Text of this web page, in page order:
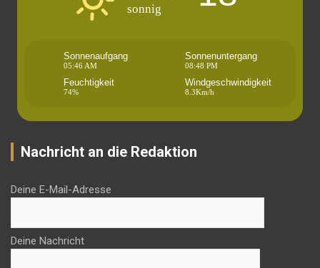
sonnig
Sonnenaufgang
05:46 AM
Sonnenuntergang
08:48 PM
Feuchtigkeit
74%
Windgeschwindigkeit
8.3Km/h
Nachricht an die Redaktion
Deine E-Mail-Adresse
Deine Nachricht